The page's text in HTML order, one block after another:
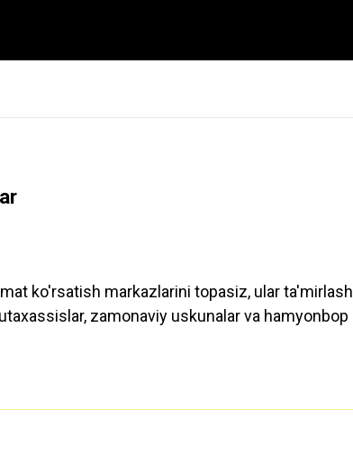
ko'rsatish markazlarini topasiz, ular
zamonaviy uskunalar va